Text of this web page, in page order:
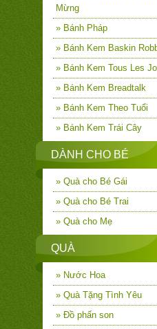
Mừng
» Bánh Pháp
» Bánh Kem Baskin
» Bánh Kem Tous Les
» Bánh Kem Breadtalk
» Bánh Kem Theo Tuổi
» Bánh Kem Trái Cây
DÀNH CHO BÉ
» Quà cho Bé Gái
» Quà cho Bé Trai
» Quà cho Mẹ
QUÀ
» Nước Hoa
» Quà Tặng Tình Yêu
» Đồ phấn son